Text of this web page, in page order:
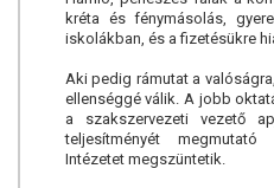
kréta és fénymásolás,
iskolákban, és a fizetésükre
Aki pedig rámutat a
ellenséggé válik. A jobb
a szakszervezeti vezető
teljesítményét
Intézetet megszüntetik.